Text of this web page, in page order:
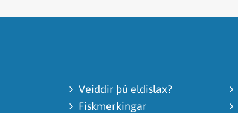
Veiddir þú eldislax?
Fiskmerkingar